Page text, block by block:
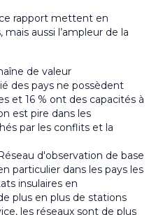
rapport mettent en
aussi l’ampleur de la
de valeur
des pays ne possèdent
et 16 % ont des capacités à
est pire dans les
par les conflits et la
d'observation de base
particulier dans les pays les
insulaires en
plus en plus de stations
les réseaux sont de plus